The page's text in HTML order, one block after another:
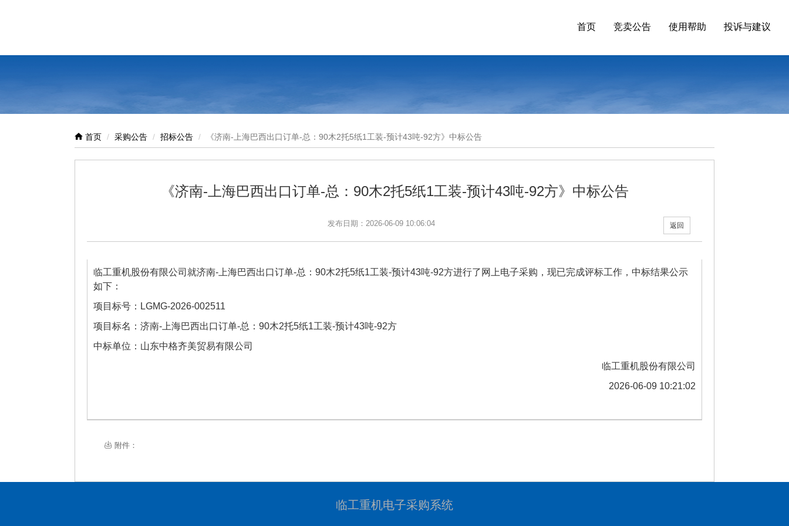
首页 竞卖公告 使用帮助 投诉与建议
首页 采购公告 招标公告 《济南-上海巴西出口订单-总：90木2托5纸1工装-预计43吨-92方》中标公告
《济南-上海巴西出口订单-总：90木2托5纸1工装-预计43吨-92方》中标公告
返回
发布日期：2026-06-09 10:06:04
临工重机股份有限公司 就济南-上海巴西出口订单-总：90木2托5纸1工装-预计43吨-92方进行了网上电子采购，现已完成评标工作，中标结果公示
如下：
项目标号： LGMG-2026-002511
项目标名： 济南-上海巴西出口订单-总：90木2托5纸1工装-预计43吨-92方
中标单位： 山东中格齐美贸易有限公司
临工重机股份有限公司
2026-06-09 10:21:02
附件：
临工重机电子采购系统